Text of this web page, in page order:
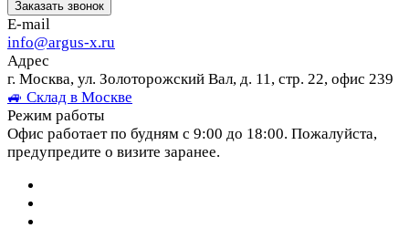
Заказать звонок
E-mail
info@argus-x.ru
Адрес
г. Москва, ул. Золоторожский Вал, д. 11, стр. 22, офис 239
🚙 Склад в Москве
Режим работы
Офис работает по будням с 9:00 до 18:00. Пожалуйста,
предупредите о визите заранее.